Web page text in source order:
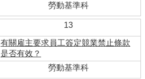
勞動基準科
13
有關雇主要求員工簽定競業禁止條款
是否有效？
勞動基準科